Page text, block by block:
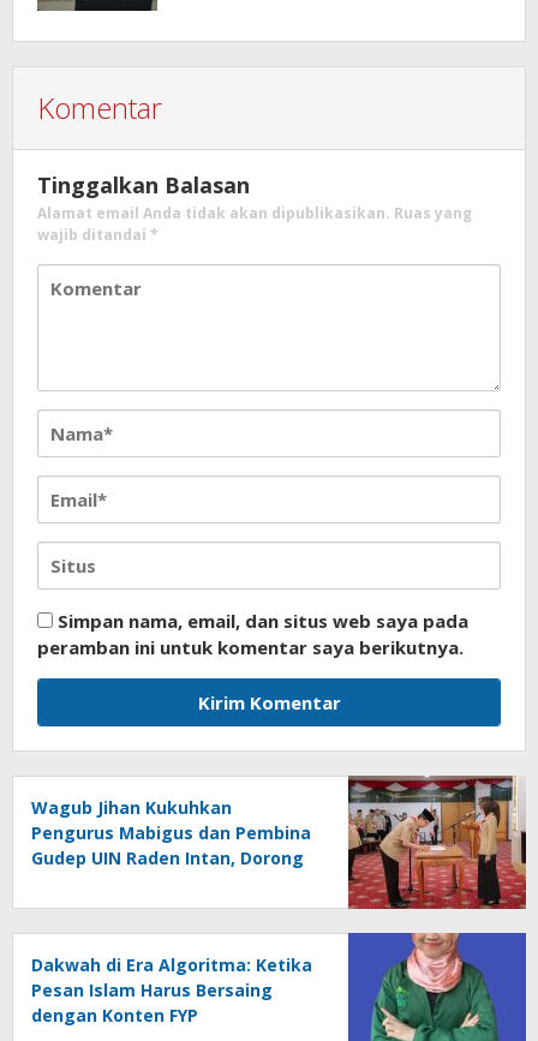
Komentar
Tinggalkan Balasan
Alamat email Anda tidak akan dipublikasikan. Ruas yang
wajib ditandai *
Simpan nama, email, dan situs web saya pada
peramban ini untuk komentar saya berikutnya.
Wagub Jihan Kukuhkan
Pengurus Mabigus dan Pembina
Gudep UIN Raden Intan, Dorong
Generasi Muda
Dakwah di Era Algoritma: Ketika
Pesan Islam Harus Bersaing
dengan Konten FYP